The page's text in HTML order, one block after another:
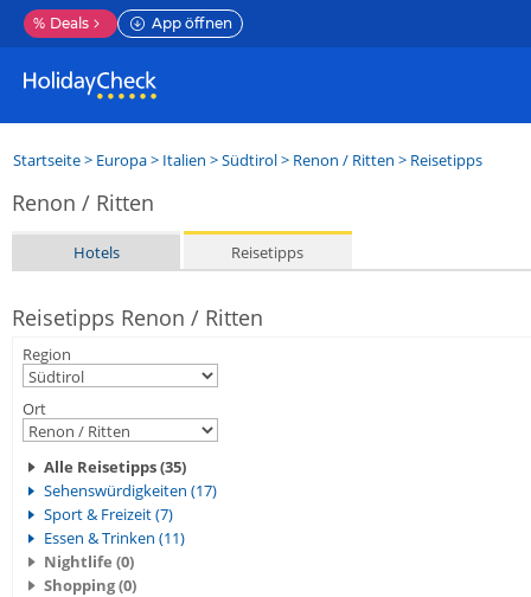
% Deals App öffnen
Startseite> Europa> Italien >Südtirol> Renon / Ritten > Reisetipps
Renon / Ritten
Hotels Reisetipps
Reisetipps Renon / Ritten
Region
Ort
Alle Reisetipps (35)
Sehenswürdigkeiten (17)
Sport & Freizeit (7)
Essen & Trinken (11)
Nightlife (0)
Shopping (0)